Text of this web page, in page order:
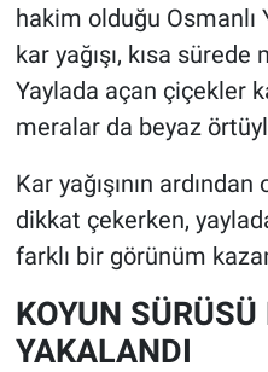
hakim olduğu Osmanlı
kar yağışı, kısa
Yaylada açan çiçekler
meralar da beyaz
Kar yağışının
dikkat çekerken,
farklı bir görünüm
KOYUN SÜRÜSÜ
YAKALANDI